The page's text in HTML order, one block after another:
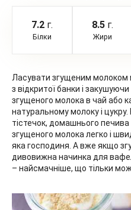
7.2 г.
Білки
8.5 г.
Жири
Ласувати згущеним
з відкритої банки і
згущеного молока в чай або
натуральному молоку і цукру.
тістечок, домашнього печива
згущеного молока легко і
яка господиня. А вже якщо
дивовижна начинка для
– найсмачніше, що тільки